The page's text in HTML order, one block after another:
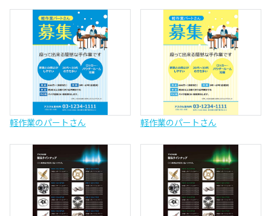
軽作業のパートさん 軽作業のパートさん